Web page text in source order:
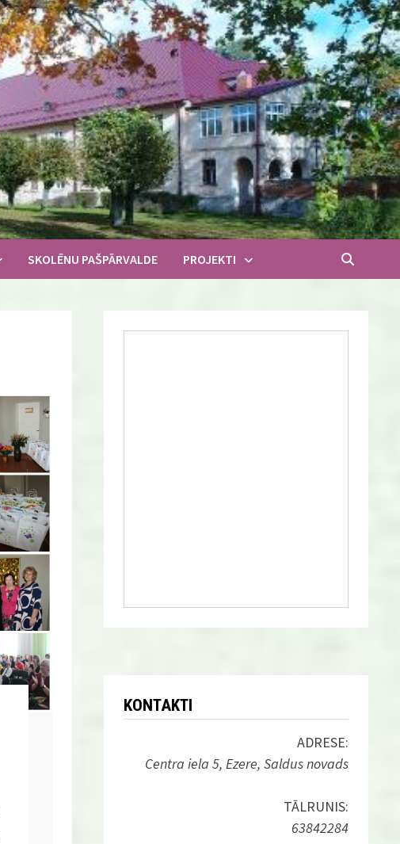
SKOLĒNU PAŠPĀRVALDE PROJEKTI
KONTAKTI
ADRESE:
Centra iela 5, Ezere, Saldus novads
TĀLRUNIS:
63842284